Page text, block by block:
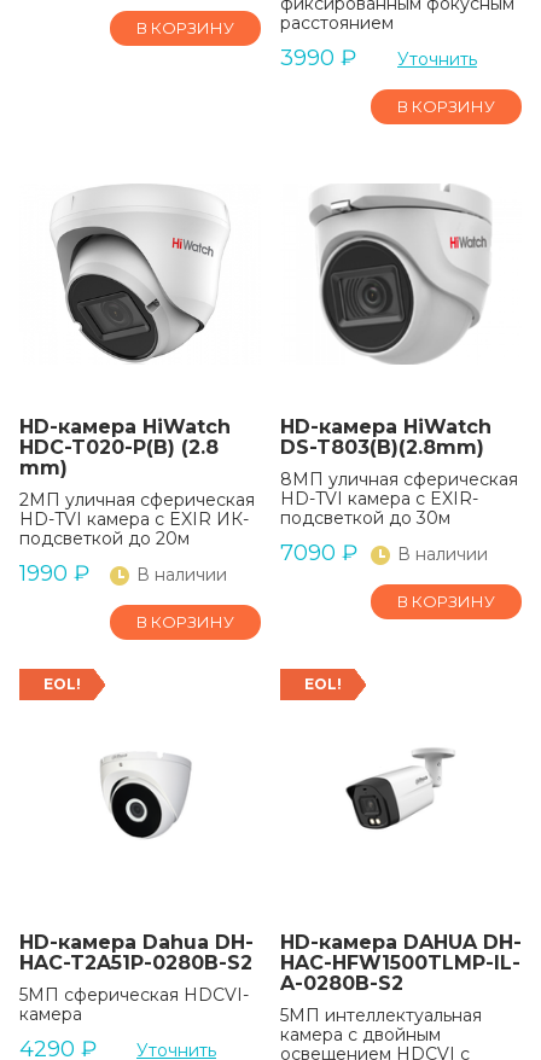
В КОРЗИНУ
расстоянием
3990 ₽ Уточнить
В КОРЗИНУ
HD-камера HiWatch
HDC-T020-P(B) (2.8
mm)
2МП уличная сферическая
HD-TVI камера с EXIR ИК-
подсветкой до 20м
1990 ₽ В наличии
В КОРЗИНУ
HD-камера HiWatch
DS-T803(B)(2.8mm)
8МП уличная сферическая
HD-TVI камера с EXIR-
подсветкой до 30м
7090 ₽ В наличии
В КОРЗИНУ
EOL!
HD-камера Dahua DH-
HAC-T2A51P-0280B-S2
5МП сферическая HDCVI-
камера
4290 ₽ Уточнить
EOL!
HD-камера DAHUA DH-
HAC-HFW1500TLMP-IL-
A-0280B-S2
5МП интеллектуальная
камера с двойным
освещением HDCVI с